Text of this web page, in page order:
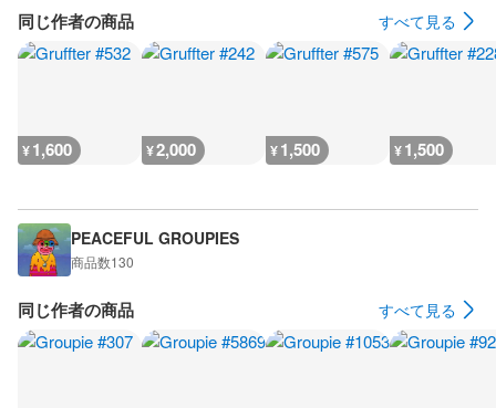
同じ作者の商品 すべて見る
¥1,600 ¥2,000 ¥1,500 ¥1,500
PEACEFUL GROUPIES
商品数130
同じ作者の商品 すべて見る